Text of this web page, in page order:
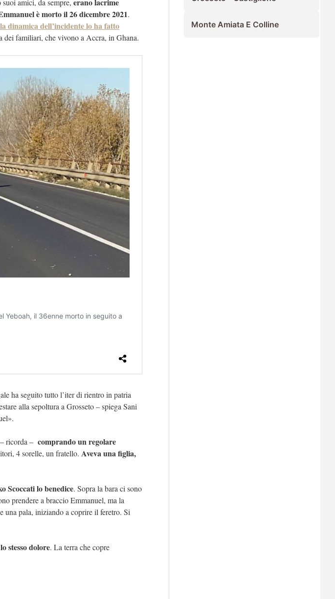
è morto il 26 dicembre 2021.
dinamica dell’incidente lo ha fatto
dei familiari, che vivono a Accra, in Ghana.
ha seguito tutto l’iter di rientro in patria
alla sepoltura a Grosseto – spiega Sani
– ricorda – comprando un regolare
4 sorelle, un fratello. Aveva una figlia,
Scoccati lo benedice. Sopra la bara ci sono
prendere a braccio Emmanuel, ma la
una pala, iniziando a coprire il feretro. Si
stesso dolore. La terra che copre
Monte Amiata E Colline